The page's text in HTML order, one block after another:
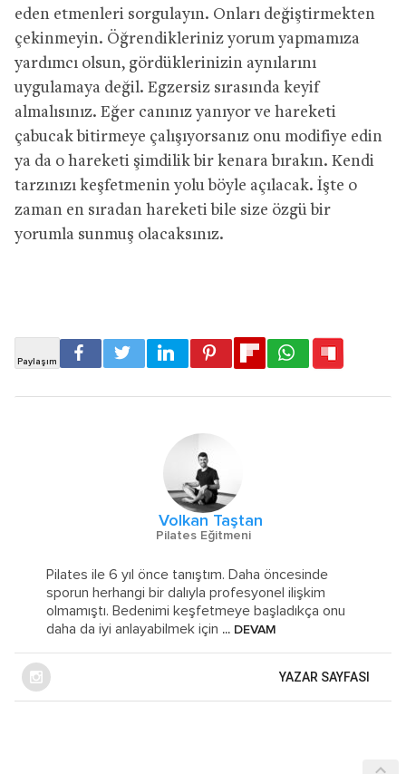
eden etmenleri sorgulayın. Onları değiştirmekten
çekinmeyin. Öğrendikleriniz yorum yapmamıza
yardımcı olsun, gördüklerinizin aynılarını
uygulamaya değil. Egzersiz sırasında keyif
almalısınız. Eğer canınız yanıyor ve hareketi
çabucak bitirmeye çalışıyorsanız onu modifiye edin
ya da o hareketi şimdilik bir kenara bırakın. Kendi
tarzınızı keşfetmenin yolu böyle açılacak. İşte o
zaman en sıradan hareketi bile size özgü bir
yorumla sunmuş olacaksınız.
Volkan Taştan
Pilates Eğitmeni
Pilates ile 6 yıl önce tanıştım. Daha öncesinde
sporun herhangi bir dalıyla profesyonel ilişkim
olmamıştı. Bedenimi keşfetmeye başladıkça onu
daha da iyi anlayabilmek için ... DEVAM
YAZAR SAYFASI